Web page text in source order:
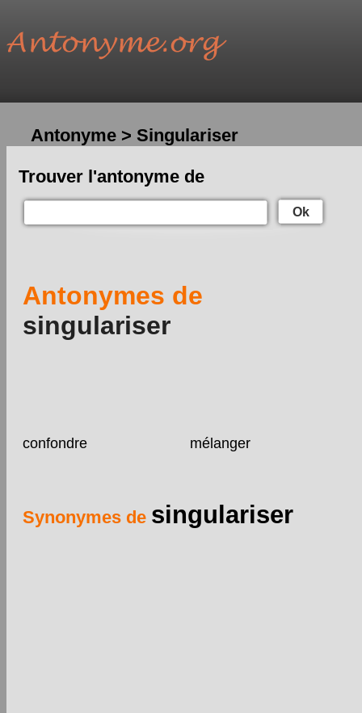
Antonyme > Singulariser
Trouver l'antonyme de
Ok
Antonymes de
singulariser
confondre mélanger
Synonymes de singulariser